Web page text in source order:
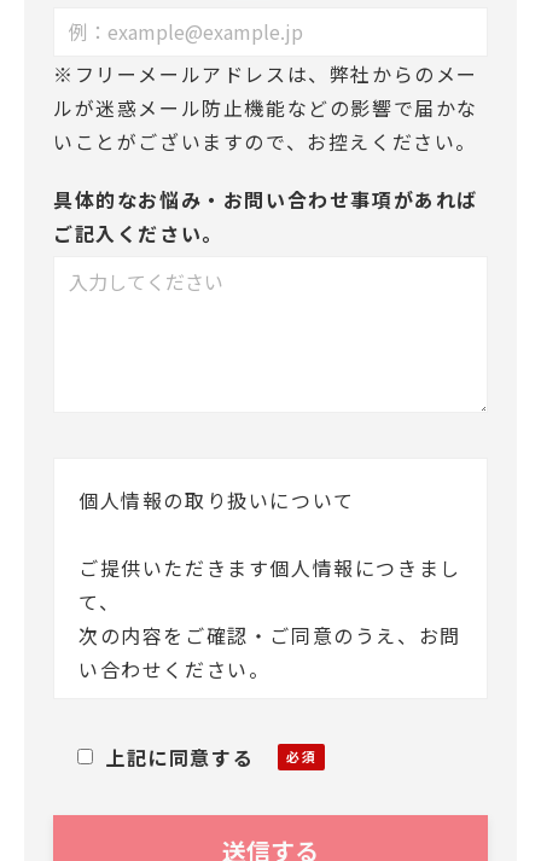
※フリーメールアドレスは、弊社からのメー
ルが迷惑メール防止機能などの影響で届かな
いことがございますので、お控えください。
具体的なお悩み・お問い合わせ事項があれば
ご記入ください。
個人情報の取り扱いについて
ご提供いただきます個人情報につきまし
て、
次の内容をご確認・ご同意のうえ、お問
い合わせください。
MXモバイリング株式会社(以下「当
社」)は、お客様ご本人の氏名・住所等
いただくにあたり、その個人情報を利用
上記に同意する